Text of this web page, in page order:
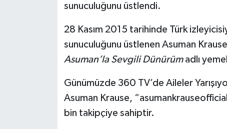
sunuculuğunu üstlendi.
28 Kasım 2015 tarihinde Türk
sunuculuğunu üstlenen Asuman
Asuman’la Sevgili Dünürüm adlı
Günümüzde 360 TV’de Aileler
Asuman Krause,
bin takipçiye sahiptir.